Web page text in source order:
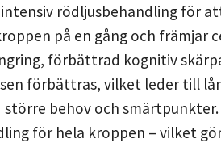
rödljusbehandling
på en gång och
förbättrad kognitiv
förbättras, vilket leder till
behov och smärtpunkter.
för hela kroppen – vilket